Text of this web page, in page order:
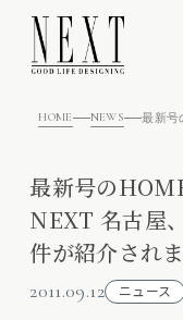
HOME NEWS
最新号の
NEXT 名古屋
件が紹介され
2011.09.12 ニュース